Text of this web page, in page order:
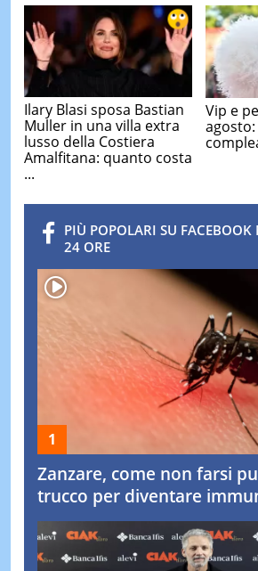
Ilary Blasi sposa Bastian
Muller in una villa extra
lusso della Costiera
Amalfitana: quanto costa
...
Vip e
PIÙ POPOLARI SU FACEBOOK
24 ORE
Zanzare, come non farsi
trucco per diventare